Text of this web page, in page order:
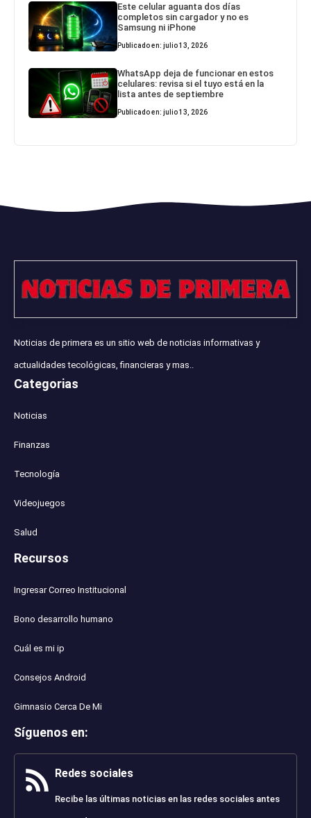
Este celular aguanta dos días
completos sin cargador y no es
Samsung ni iPhone
Publicado en: julio 13, 2026
WhatsApp deja de funcionar en estos
celulares: revisa si el tuyo está en la
lista antes de septiembre
Publicado en: julio 13, 2026
Noticias de primera es un sitio web de noticias informativas y
actualidades tecológicas, financieras y mas..
Categorias
Noticias
Finanzas
Tecnología
Videojuegos
Salud
Recursos
Ingresar Correo Institucional
Bono desarrollo humano
Cuál es mi ip
Consejos Android
Gimnasio Cerca De Mi
Síguenos en:
Redes sociales
Recibe las últimas noticias en las redes sociales antes